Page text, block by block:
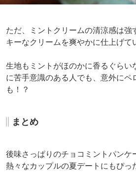
ただ、ミントクリームの清涼感は強
キーなクリームを爽やかに仕上げて
生地もミントがほのかに香るぐらい
に苦手意識のある人でも、意外にペ
も！？
まとめ
後味さっぱりのチョコミントパンケ
熱々なカップルの夏デートにもぴっ